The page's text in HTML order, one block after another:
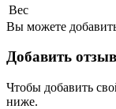
Вес
Вы можете
Добавить
Чтобы добавить
ниже.